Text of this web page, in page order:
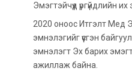
Эмэгтэйчүүд үргүйдлийн
2020 оноос Итгэлт Мед
эмнэлэгийг үүсгэн
эмнэлэгт Эх барих
ажиллаж байна.